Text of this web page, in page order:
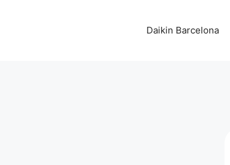
Daikin Barcelona